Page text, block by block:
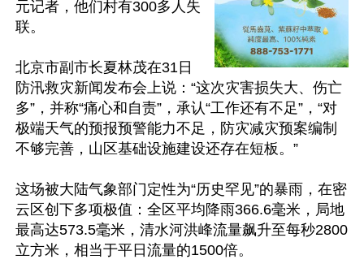
元记者，他们村有300多人失
联。
北京市副市长夏林茂在31日
防汛救灾新闻发布会上说：“这次灾害损失大、伤亡
多”，并称“痛心和自责”，承认“工作还有不足”，“对
极端天气的预报预警能力不足，防灾减灾预案编制
不够完善，山区基础设施建设还存在短板。”
这场被大陆气象部门定性为“历史罕见”的暴雨，在密
云区创下多项极值：全区平均降雨366.6毫米，局地
最高达573.5毫米，清水河洪峰流量飙升至每秒2800
立方米，相当于平日流量的1500倍。